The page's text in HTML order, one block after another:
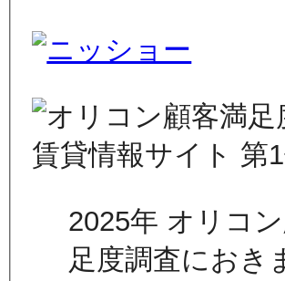
2025年 オリコ
足度調査におき